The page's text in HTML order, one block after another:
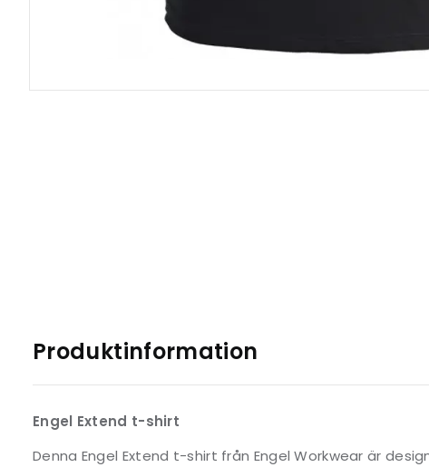
Produktinformation
Engel Extend t-shirt
Denna Engel Extend t-shirt från Engel Workwear är